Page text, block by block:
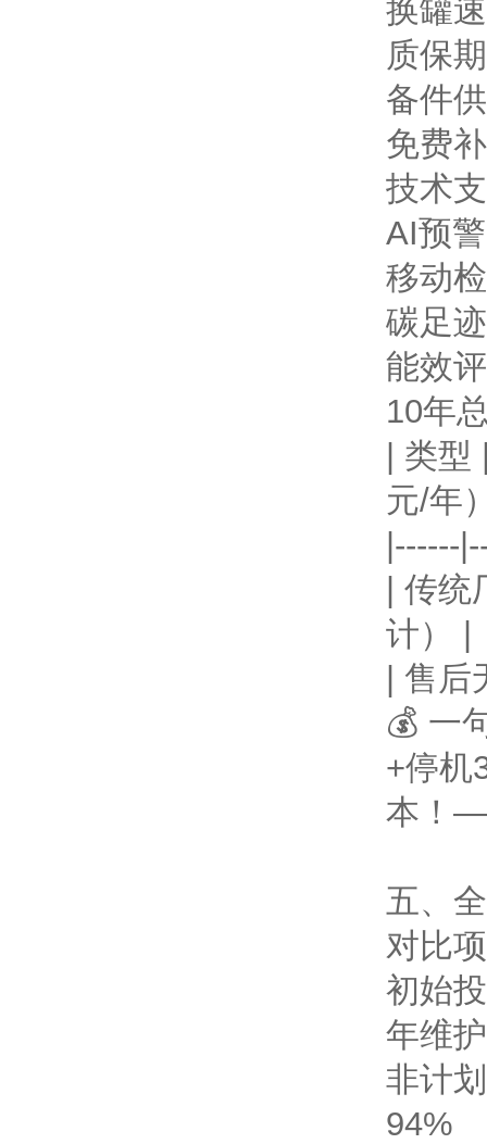
换罐
质保
备件
免费
技术
AI预警
移动
碳足
能效
10年
| 类
元/年
|------
| 传
计） |
| 售
💰 一
+停机
本！
五、
对比项
初始
年维
非计
94%